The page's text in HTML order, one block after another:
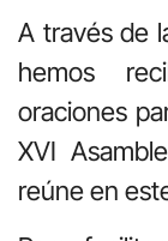
A través de
hemos
oraciones
XVI
reúne en